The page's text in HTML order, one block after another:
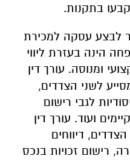
בתקנות.
לבצע עסקה למכירת
הינה בעזרת ליווי
ומנוסה. עורך דין
לשני הצדדים,
לגבי רישום
ועוד. עורך דין
דיווחים
רישום זכויות בנכס